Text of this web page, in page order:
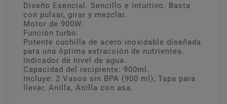
Diseño Esencial. Sencillo e intuitivo. Basta
con pulsar, girar y mezclar.
Motor de 900W.
Función turbo.
Potente cuchilla de acero inoxidable diseñada
para una óptima extracción de nutrientes.
Indicador de nivel de agua.
Capacidad del recipiente: 900ml.
Incluye: 2 Vasos sin BPA (900 ml), Tapa para
llevar, Anilla, Anilla con asa.